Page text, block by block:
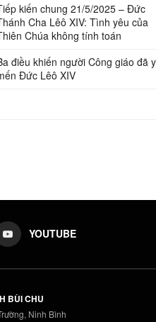
kiến chung 21/5/2025 – Đức
Cha Lêô XIV: Tình yêu của
Chúa không tính toán
điều khiến người Công giáo đã
Đức Lêô XIV
YOUTUBE
BÙI CHU
Ninh Bình